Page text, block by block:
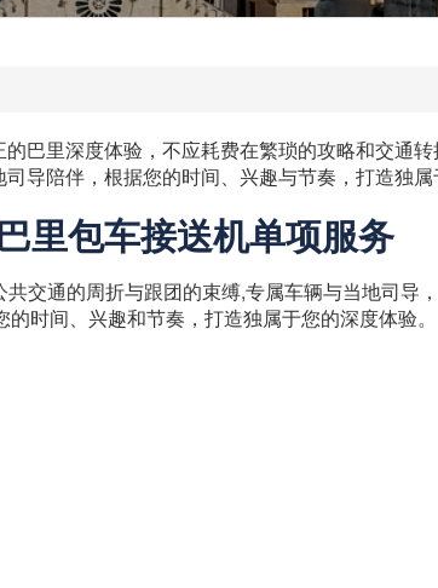
巴里深度体验，不应耗费在繁琐的攻略和交通
导陪伴，根据您的时间、兴趣与节奏，打造独属
里包车接送机单项服务
共交通的周折与跟团的束缚,专属车辆与当地司导，
的时间、兴趣和节奏，打造独属于您的深度体验。